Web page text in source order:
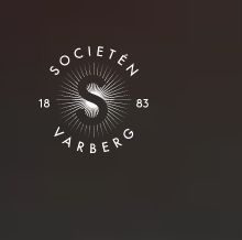
Skip to main content